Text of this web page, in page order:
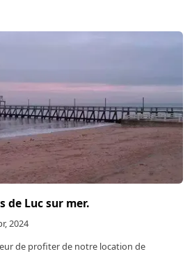
de Luc sur mer.
2024
de profiter de notre location de